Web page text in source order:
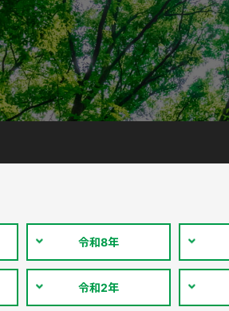
令和8年
令和2年